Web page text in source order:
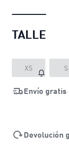
TALLE
XS S
Envío gratis
Devolución